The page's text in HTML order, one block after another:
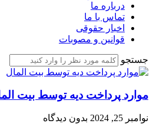
درباره ما
تماس با ما
اخبار حقوقی
قوانین و مصوبات
جستجو
موارد پرداخت دیه توسط بیت
نوامبر 25, 2024 بدون دیدگاه